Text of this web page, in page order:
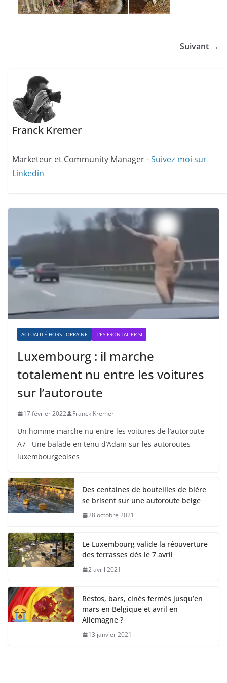
Suivant →
Franck Kremer
Marketeur et Community Manager -Suivez moi sur
Linkedin
ACTUALITÉ HORS LORRAINE T'ES FRONTALIER SI
Luxembourg : il marche
totalement nu entre les voitures
sur l’autoroute
17 février 2022 Franck Kremer
Un homme marche nu entre les voitures de l’autoroute
A7 Une balade en tenu d’Adam sur les autoroutes
luxembourgeoises
Des centaines de bouteilles de bière
se brisent sur une autoroute belge
28 octobre 2021
Le Luxembourg valide la réouverture
des terrasses dès le 7 avril
2 avril 2021
Restos, bars, cinés fermés jusqu’en
mars en Belgique et avril en
Allemagne ?
13 janvier 2021